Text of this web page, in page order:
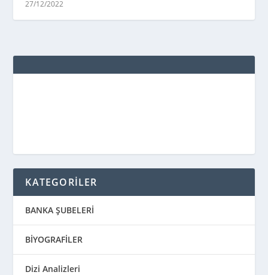
27/12/2022
KATEGORİLER
BANKA ŞUBELERİ
BİYOGRAFİLER
Dizi Analizleri